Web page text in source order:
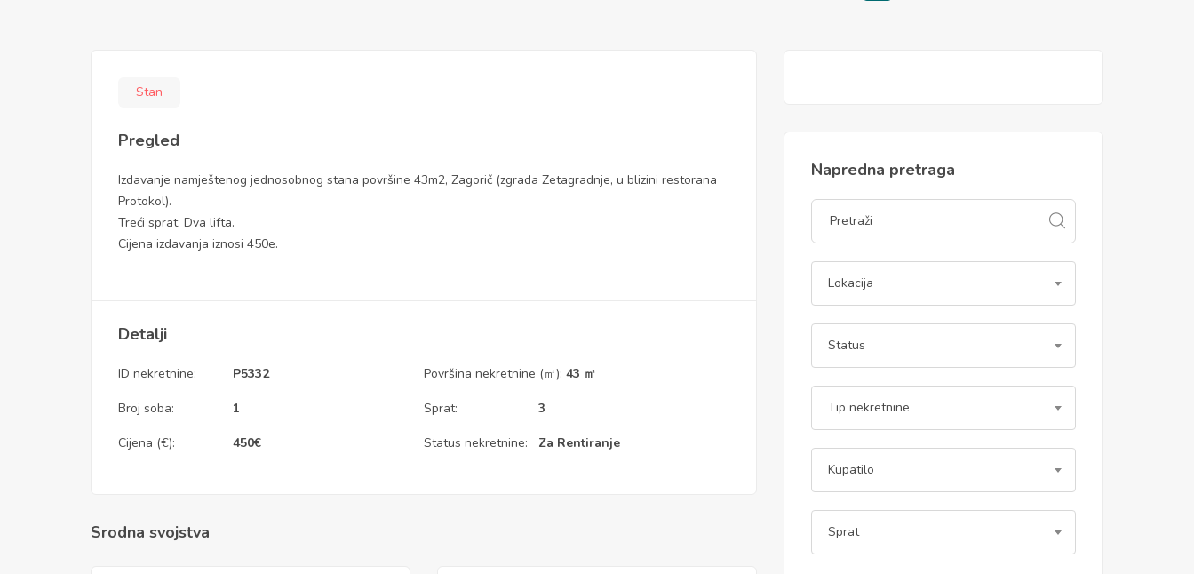
Stan
Pregled
Izdavanje namještenog jednosobnog stana površine 43m2, Zagorič (zgrada Zetagradnje, u blizini restorana
Protokol).
Treći sprat. Dva lifta.
Cijena izdavanja iznosi 450e.
Detalji
ID nekretnine: P5332 Površina nekretnine (㎡): 43 ㎡
Broj soba: 1 Sprat: 3
Cijena (€): 450€ Status nekretnine: Za Rentiranje
Srodna svojstva
Napredna pretraga
Lokacija
Status
Tip nekretnine
Kupatilo
Sprat